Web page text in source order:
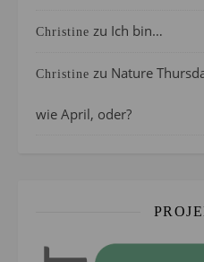
Christine zu Ich bin…
Christine zu Nature
wie April, oder?